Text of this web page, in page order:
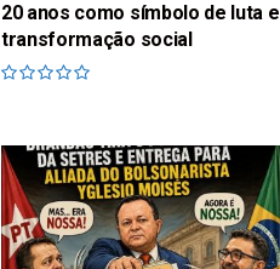
20 anos como símbolo de luta e
transformação social